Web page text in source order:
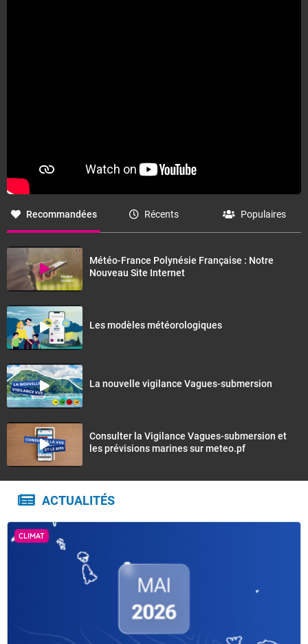
Recommandées Récents Populaires
Météo-France Polynésie Française : Notre
Nouveau Site Internet
Les modèles météorologiques
La nouvelle vigilance Vagues-submersion
Consulter la Vigilance Vagues-submersion et
les prévisions marines sur meteo.pf
ACTUALITÉS
CLIMAT